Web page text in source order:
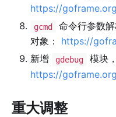
https://
gcmd 命令行参数
对象： https://
新增
gdebug
模块
https://
重大调整